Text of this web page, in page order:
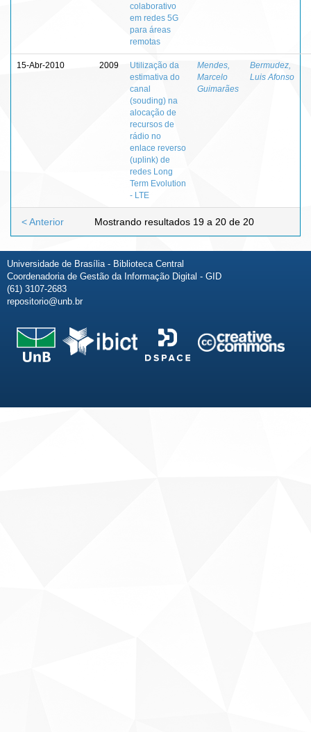
colaborativo
em redes 5G
para áreas
remotas
15-Abr-2010 2009
Utilização da
estimativa do
canal
(souding) na
alocação de
recursos de
rádio no
enlace reverso
(uplink) de
redes Long
Term Evolution
- LTE
Mendes,
Marcelo
Guimarães
Bermudez,
Luis Afonso
Mostrando resultados 19 a 20 de 20
< Anterior
Universidade de Brasília - Biblioteca Central
Coordenadoria de Gestão da Informação Digital - GID
(61) 3107-2683
repositorio@unb.br